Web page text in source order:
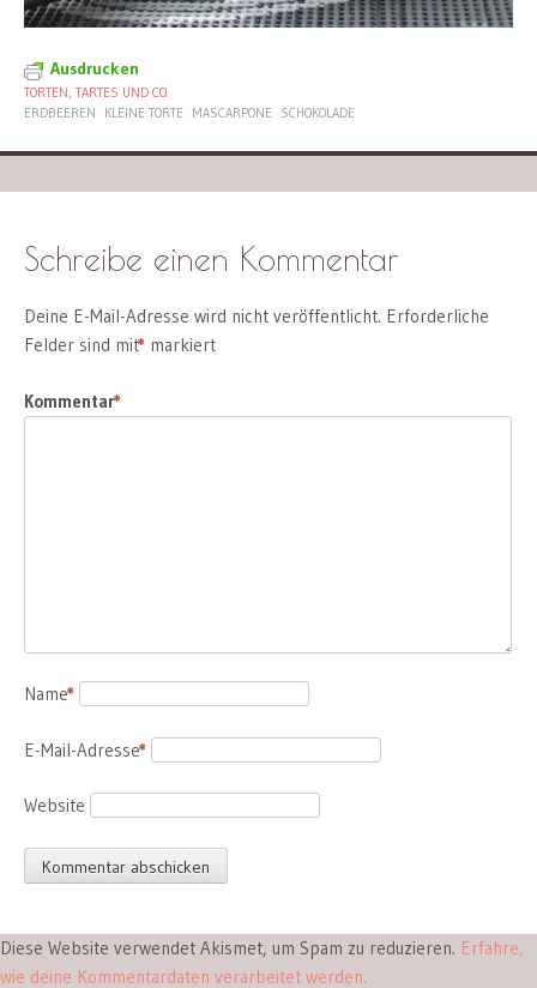
Ausdrucken
TORTEN, TARTES UND CO.
ERDBEEREN
KLEINE TORTE MASCARPONE SCHOKOLADE
Schreibe einen Kommentar
Deine E-Mail-Adresse wird nicht veröffentlicht. Erforderliche
Felder sind mit
* markiert
Kommentar
*
Name
*
E-Mail-Adresse
*
Website
Diese Website verwendet Akismet, um Spam zu reduzieren. Erfahre,
wie deine Kommentardaten verarbeitet werden.